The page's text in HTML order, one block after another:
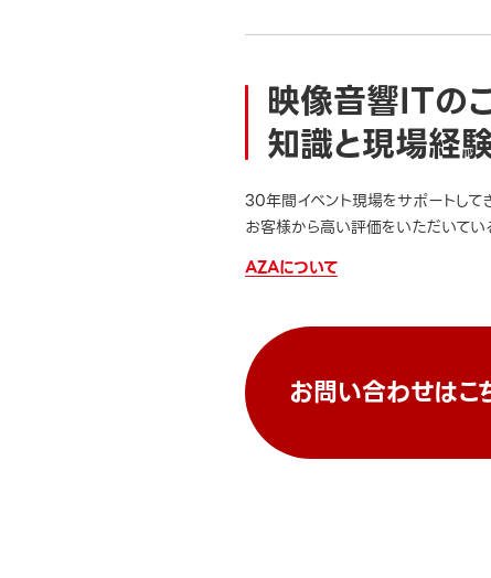
映像音響ITの
知識と現場経
30年間イベント現場をサポートして
お客様から高い評価をいただいてい
AZAについて
お問い合わせはこ